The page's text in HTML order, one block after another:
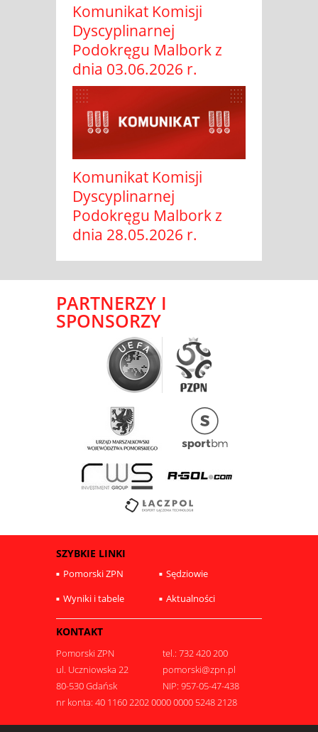
Komunikat Komisji
Dyscyplinarnej
Podokręgu Malbork z
dnia 03.06.2026 r.
Komunikat Komisji
Dyscyplinarnej
Podokręgu Malbork z
dnia 28.05.2026 r.
PARTNERZY I
SPONSORZY
SZYBKIE LINKI
Pomorski ZPN
Sędziowie
Wyniki i tabele
Aktualności
KONTAKT
Pomorski ZPN
tel.: 732 420 200
ul. Uczniowska 22
pomorski@zpn.pl
80-530 Gdańsk
NIP: 957-05-47-438
nr konta: 40 1160 2202 0000 0000 5248 2128